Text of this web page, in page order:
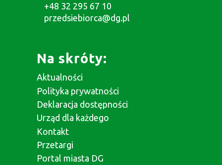
+48 32 295 67 10
przedsiebiorca@dg.pl
Na skróty:
Aktualności
Polityka prywatności
Deklaracja dostępności
Urząd dla każdego
Kontakt
Przetargi
Portal miasta DG